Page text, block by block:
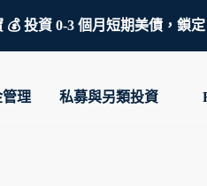
💰 投資 0-3 個月短期美債，鎖
理 私募與另類投資